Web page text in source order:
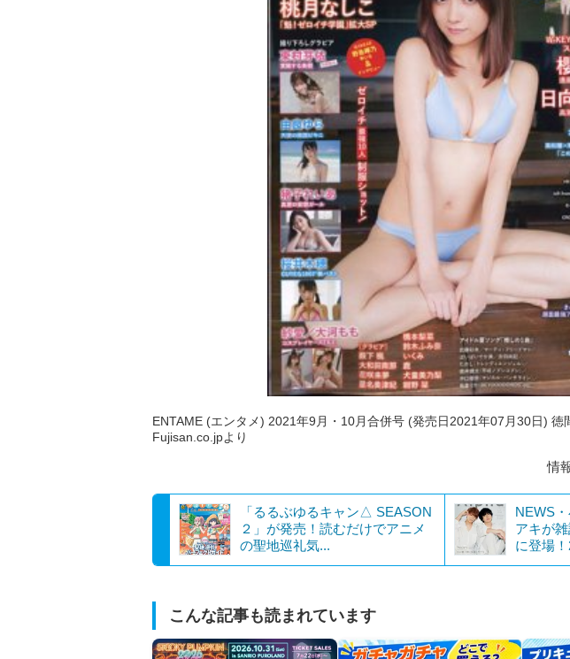
ENTAME (エンタメ) 2021年9月・10月合併号 (発売日2021年07月30日) 徳
Fujisan.co.jpより
情
「るるぶゆるキャン△ SEASON
２」が発売！読むだけでアニメ
の聖地巡礼気...
NEWS
アキが雑
に登場
こんな記事も読まれています